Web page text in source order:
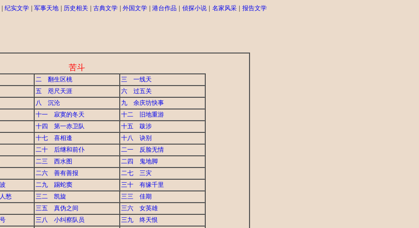
纪实文学 军事天地 历史相关 古典文学 外国文学 港台作品 侦探小说 名家风采 报告文学
苦斗
二 翻生区桃
三 一线天
五 咫尺天涯
六 过五关
八 沉沦
九 余庆坊快事
十一 寂寞的冬天
十二 旧地重游
十四 第一赤卫队
十五 跋涉
十七 喜相逢
十八 诀别
二十 后继和前仆
二一 反脸无情
二三 西水图
二四 鬼地脚
二六 善有善报
二七 三灾
二九 踢蛇窦
三十 有缘千里
愁
三二 凯旋
三三 佳期
三五 真伪之间
三六 女英雄
三八 小纠察队员 三九 终天恨